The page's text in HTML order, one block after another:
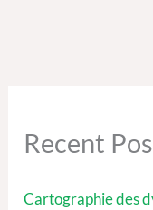
Recent
Cartographie des